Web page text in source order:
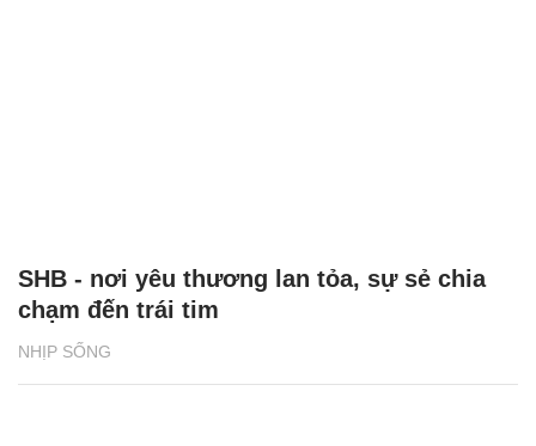
NHỊP SỐNG
SHB - nơi yêu thương lan tỏa, sự sẻ chia
chạm đến trái tim